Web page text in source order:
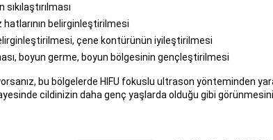
belirginleştirilmesi
çene kontürünün iyileştirilmesi
boyun germe, boyun bölgesinin gençleştirilmesi
bu bölgelerde HIFU fokuslu ultrason yönteminden
cildinizin daha genç yaşlarda olduğu gibi